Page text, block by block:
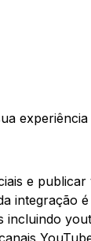
e
integração
incluindo